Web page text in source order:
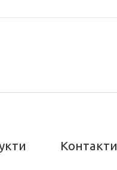
Контакти